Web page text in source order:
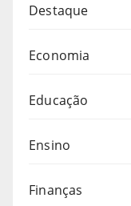
Destaque
Economia
Educação
Ensino
Finanças